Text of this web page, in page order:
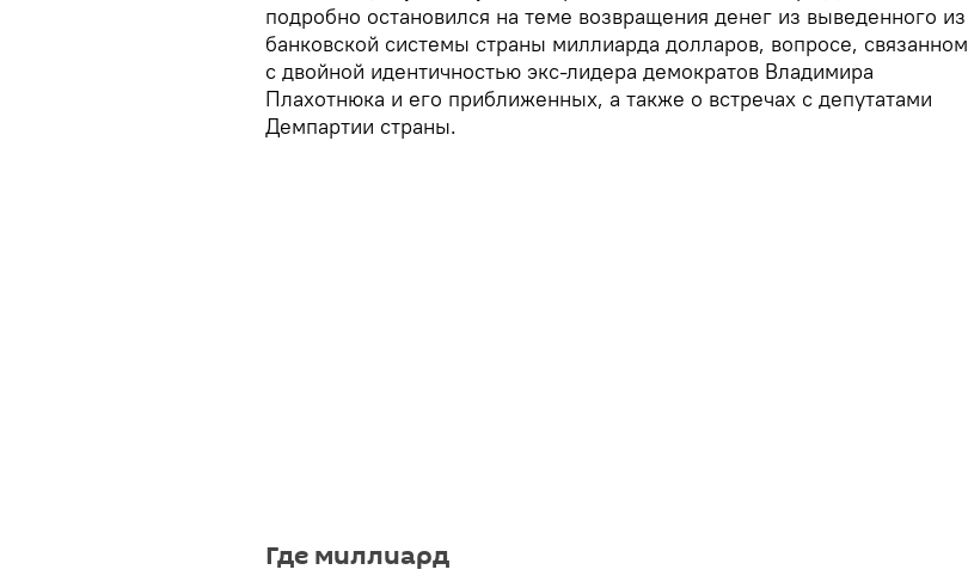
подробно остановился на теме возвращения денег из выведенного из
банковской системы страны миллиарда долларов, вопросе, связанном
с двойной идентичностью экс-лидера демократов Владимира
Плахотнюка и его приближенных, а также о встречах с депутатами
Демпартии страны.
Где миллиард